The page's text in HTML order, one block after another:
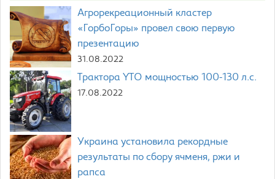
Агрорекреационный кластер
«ГорбоГоры» провел свою первую
презентацию
31.08.2022
Трактора YTO мощностью 100-130 л.с.
17.08.2022
Украина установила рекордные
результаты по сбору ячменя, ржи и
рапса